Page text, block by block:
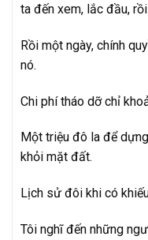
ta đến xem, lắc đầu,
Rồi một ngày, chính
nó.
Chi phí tháo dỡ chỉ
Một triệu đô la để
khỏi mặt đất.
Lịch sử đôi khi có
Tôi nghĩ đến những